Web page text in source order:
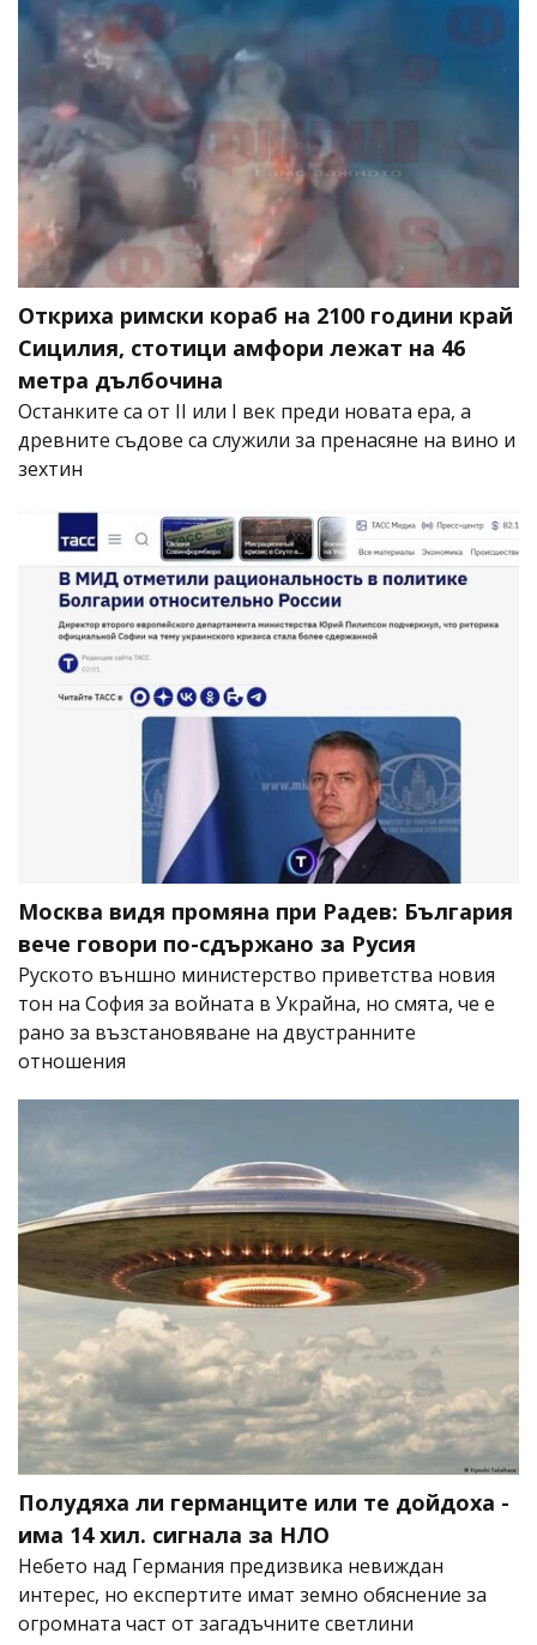
Откриха римски кораб на 2100 години край
Сицилия, стотици амфори лежат на 46
метра дълбочина
Останките са от II или I век преди новата ера, а
древните съдове са служили за пренасяне на вино и
зехтин
Москва видя промяна при Радев: България
вече говори по-сдържано за Русия
Руското външно министерство приветства новия
тон на София за войната в Украйна, но смята, че е
рано за възстановяване на двустранните
отношения
Полудяха ли германците или те дойдоха -
има 14 хил. сигнала за НЛО
Небето над Германия предизвика невиждан
интерес, но експертите имат земно обяснение за
огромната част от загадъчните светлини